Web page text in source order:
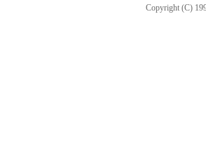
Copyright (C)